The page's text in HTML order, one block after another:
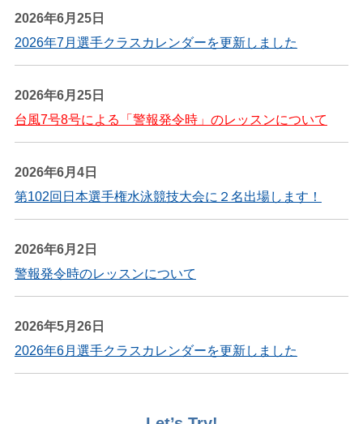
2026年6月25日
2026年7月選手クラスカレンダーを更新しました
2026年6月25日
台風7号8号による「警報発令時」のレッスンについて
2026年6月4日
第102回日本選手権水泳競技大会に２名出場します！
2026年6月2日
警報発令時のレッスンについて
2026年5月26日
2026年6月選手クラスカレンダーを更新しました